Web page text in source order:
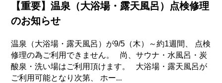
【重要】温泉（大浴場・露天風呂）点検修理
のお知らせ
温泉（大浴場・露天風呂）が9/5（木）～約1週間、 点検
修理の為ご利用できません。 尚、サウナ・水風呂・炭
酸泉・洗い場はご利用頂けます。 大浴場・露天風呂が
ご利用可能となり次第、 ホー...